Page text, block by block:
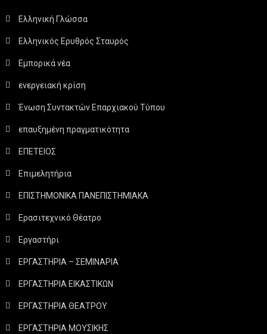
Ελληνική Γλώσσα
Ελληνικός Ερυθρός Σταυρός
Εμπορικά νέα
ενεργειακή κρίση
Ένωση Συντακτών Επαρχιακού Τύπου
επαυξημένη πραγματικότητα
ΕΠΕΤΕΙΟΣ
Επιμελητήρια
ΕΠΙΣΤΗΜΟΝΙΚΑ ΠΑΝΕΠΙΣΤΗΜΙΑΚΑ
Ερασιτεχνικό Θέατρο
Εργαστήρι
ΕΡΓΑΣΤΗΡΙΑ – ΣΕΜΙΝΑΡΙΑ
ΕΡΓΑΣΤΗΡΙΑ ΕΙΚΑΣΤΙΚΩΝ
ΕΡΓΑΣΤΗΡΙΑ ΘΕΑΤΡΟΥ
ΕΡΓΑΣΤΗΡΙΑ ΜΟΥΣΙΚΗΣ